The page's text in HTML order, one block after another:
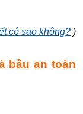
có sao không? )
bầu an toàn